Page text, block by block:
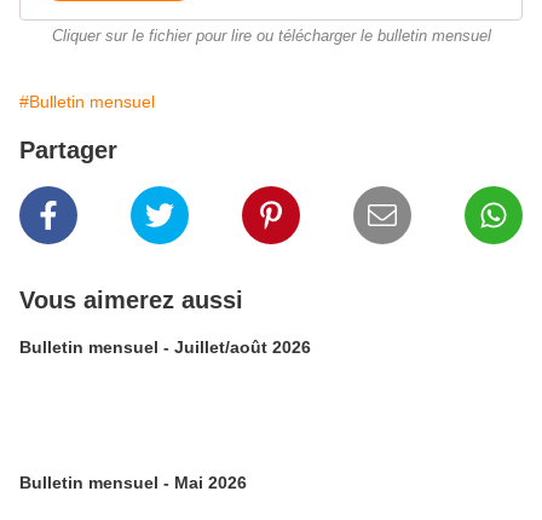
Cliquer sur le fichier pour lire ou télécharger le bulletin mensuel
#Bulletin mensuel
Partager
Vous aimerez aussi
Bulletin mensuel - Juillet/août 2026
Bulletin mensuel - Mai 2026